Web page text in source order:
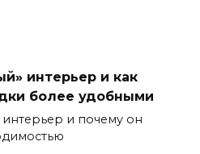
интерьер и как
более удобными
интерьер и почему он